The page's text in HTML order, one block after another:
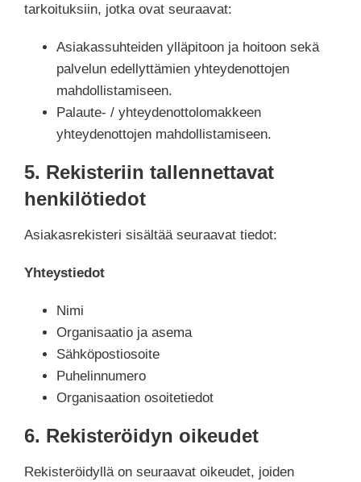
tarkoituksiin, jotka ovat seuraavat:
Asiakassuhteiden ylläpitoon ja hoitoon sekä
palvelun edellyttämien yhteydenottojen
mahdollistamiseen.
Palaute- / yhteydenottolomakkeen
yhteydenottojen mahdollistamiseen.
5. Rekisteriin tallennettavat
henkilötiedot
Asiakasrekisteri sisältää seuraavat tiedot:
Yhteystiedot
Nimi
Organisaatio ja asema
Sähköpostiosoite
Puhelinnumero
Organisaation osoitetiedot
6. Rekisteröidyn oikeudet
Rekisteröidyllä on seuraavat oikeudet, joiden